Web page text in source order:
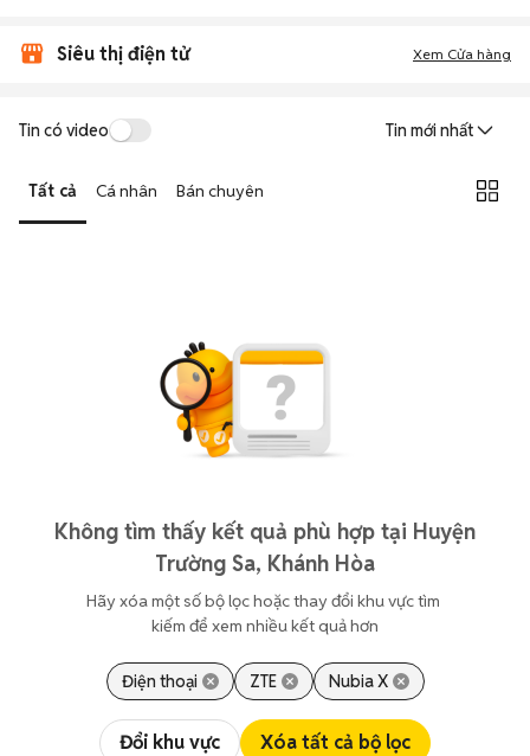
Siêu thị điện tử Xem Cửa hàng
Tin có video Tin mới nhất
Tất cả Cá nhân Bán chuyên
Không tìm thấy kết quả phù hợp tại Huyện
Trường Sa, Khánh Hòa
Hãy xóa một số bộ lọc hoặc thay đổi khu vực tìm
kiếm để xem nhiều kết quả hơn
Điện thoại ZTE Nubia X
Đổi khu vực Xóa tất cả bộ lọc